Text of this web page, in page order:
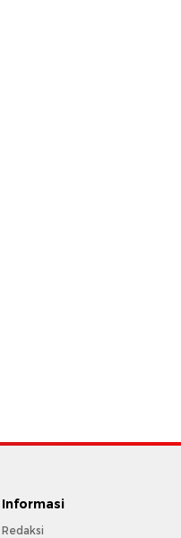
Informasi
Redaksi